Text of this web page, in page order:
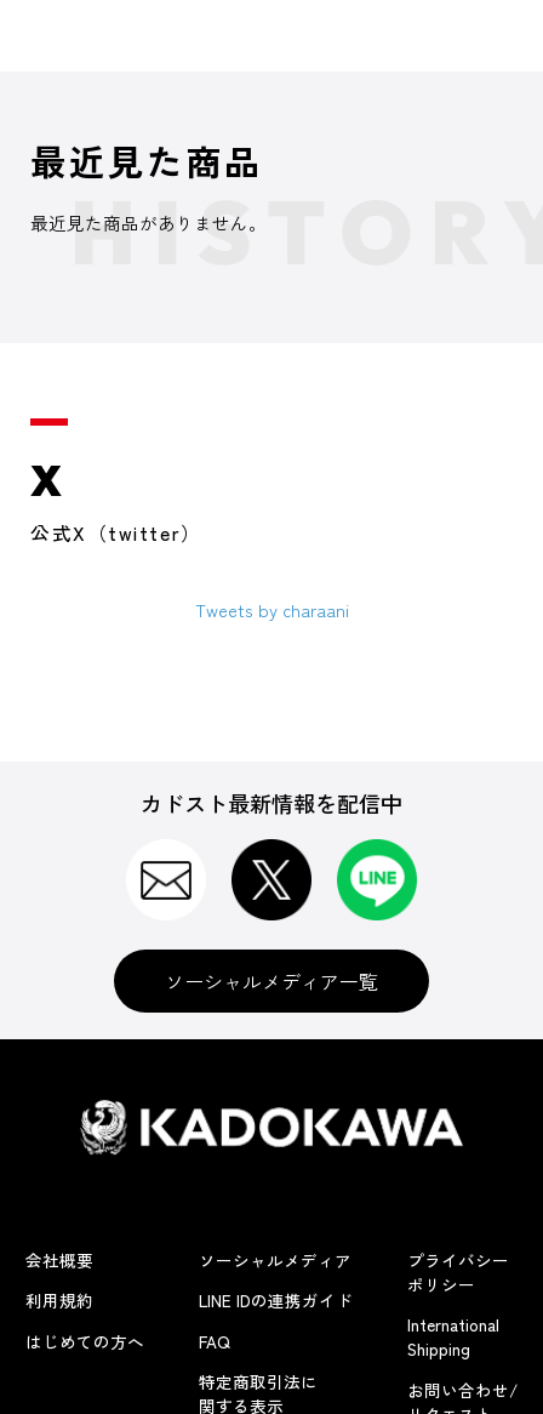
最近見た商品
最近見た商品がありません。
X
公式X（twitter）
Tweets by charaani
カドスト最新情報を配信中
ソーシャルメディア一覧
会社概要
利用規約
はじめての方へ
ソーシャルメディア
LINE IDの連携ガイド
FAQ
特定商取引法に
関する表示
プライバシー
ポリシー
International
Shipping
お問い合わせ/